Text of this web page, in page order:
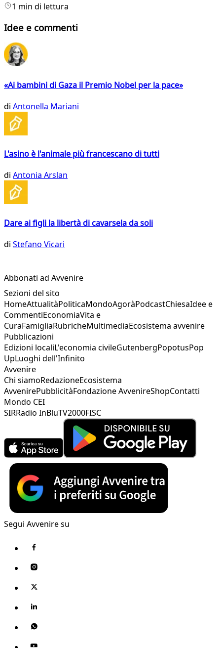
1 min di lettura
Idee e commenti
«Ai bambini di Gaza il Premio Nobel per la pace»
di Antonella Mariani
L'asino è l'animale più francescano di tutti
di Antonia Arslan
Dare ai figli la libertà di cavarsela da soli
di Stefano Vicari
Abbonati ad Avvenire
Sezioni del sito
HomeAttualitàPoliticaMondoAgoràPodcastChiesaIdee e
CommentiEconomiaVita e
CuraFamigliaRubricheMultimediaEcosistema avvenire
Pubblicazioni
Edizioni localiL'economia civileGutenbergPopotusPop
UpLuoghi dell'Infinito
Avvenire
Chi siamoRedazioneEcosistema
AvvenirePubblicitàFondazione AvvenireShopContatti
Mondo CEI
SIRRadio InBluTV2000FISC
Segui Avvenire su